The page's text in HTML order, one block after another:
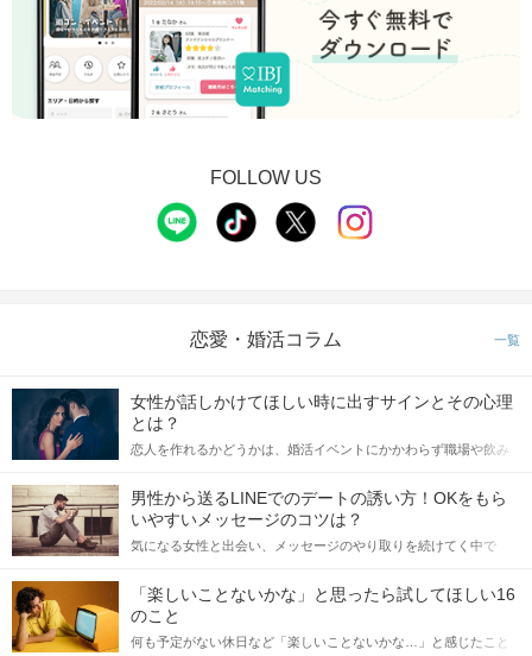
FOLLOW US
恋愛・婚活コラム 一覧
女性が話しかけてほしい時に出すサインとその心理
とは？
恋人を作れるかどうかは、婚活イベントにかかわらず職場や飲み
てアプローチできるかにも左右されます。 これから恋人作りを本
格的に始めようとしている方は、女性が異性を求めて出すサイン
をしっかりと理解し、正しい行動に移せるかどうかが重要。 この
記事では、女性が話しかけて欲しい時に出すサインとその心理を
合にどのような行動に繋げるべきかをご紹介していきます。
男性から送るLINEでのデートの誘い方！OKをもら
いやすいメッセージのコツは？
気になる女性と出会い、メッセージのやり取りを続けてく中で
しかし、中には「どう誘ったらいいの？」とお困りの男性もいら
っしゃるのではないでしょうか。 そこで今回は、男性から女性へ
送るLINEでのデートの誘い方のコツをご紹介します。例文も混じ
えながら解説するので、ぜひ参考にしてください。
「楽しいことないかな」と思ったら試してほしい16
のこと
何も予定がない休日など「楽しいことないかな…」と感じたこと